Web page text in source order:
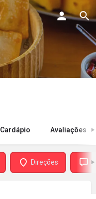
Cardápio Avaliações
Direções